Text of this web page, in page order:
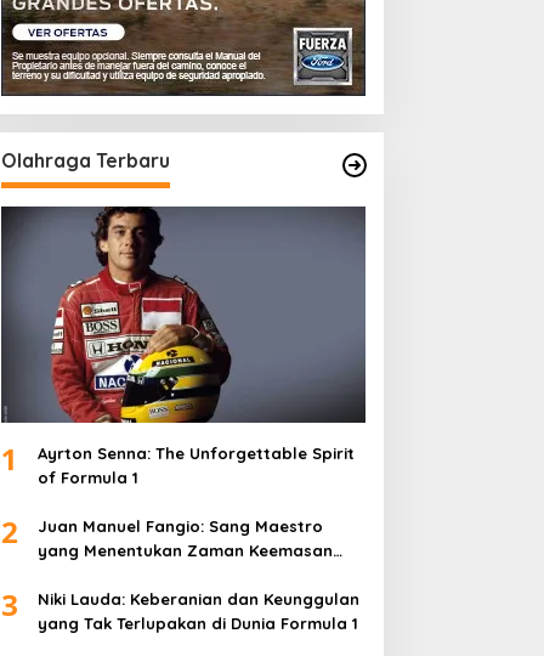
Olahraga Terbaru
1
Ayrton Senna: The Unforgettable Spirit
of Formula 1
2
Juan Manuel Fangio: Sang Maestro
yang Menentukan Zaman Keemasan
3
Niki Lauda: Keberanian dan Keunggulan
yang Tak Terlupakan di Dunia Formula 1